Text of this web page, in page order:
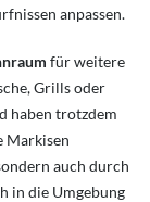
anpassen.
fürweitere
Grills oder
haben trotzdem
Markisen
auch durch
in die Umgebung